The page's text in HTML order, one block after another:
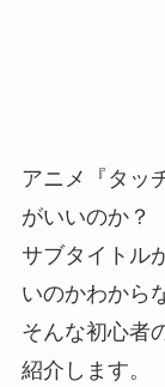
アニメ『タッ
がいいのか？
サブタイトル
いのかわから
そんな初心者
紹介します。